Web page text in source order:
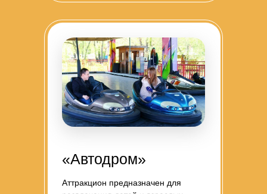
«Автодром»
Аттракцион предназначен для